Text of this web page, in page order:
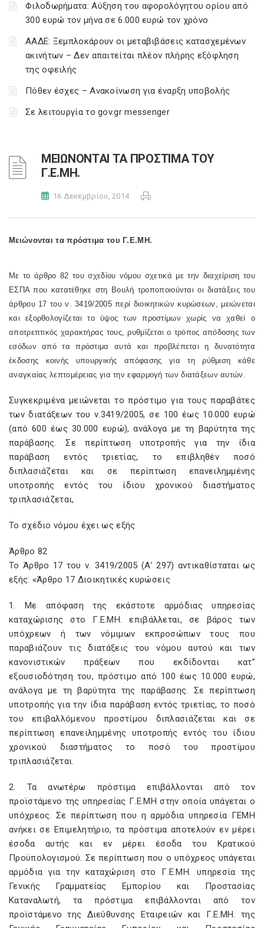
Φιλοδωρήματα: Αύξηση του αφορολόγητου ορίου από
300 ευρώ τον μήνα σε 6.000 ευρώ τον χρόνο
ΑΑΔΕ: Ξεμπλοκάρουν οι μεταβιβάσεις κατασχεμένων
ακινήτων – Δεν απαιτείται πλέον πλήρης εξόφληση
της οφειλής
Πόθεν έσχες – Ανακοίνωση για έναρξη υποβολής
Σε λειτουργία το gov.gr messenger
ΜΕΙΩΝΟΝΤΑΙ ΤΑ ΠΡΟΣΤΙΜΑ ΤΟΥ
Γ.Ε.ΜΗ.
16 Δεκεμβρίου, 2014
Μειώνονται τα πρόστιμα του Γ.Ε.ΜΗ.
Με το άρθρο 82 του σχεδίου νόμου σχετικά με την διαχείριση του
ΕΣΠΑ που κατατέθηκε στη Βουλή τροποποιούνται οι διατάξεις του
άρθρου 17 του ν. 3419/2005 περί διοικητικών κυρώσεων, μειώνεται
και εξορθολογίζεται το ύψος των προστίμων χωρίς να χαθεί ο
αποτρεπτικός χαρακτήρας τους, ρυθμίζεται ο τρόπος απόδοσης των
εσόδων από τα πρόστιμα αυτά και προβλέπεται η δυνατότητα
έκδοσης κοινής υπουργικής απόφασης για τη ρύθμιση κάθε
αναγκαίας λεπτομέρειας για την εφαρμογή των διατάξεων αυτών.
Συγκεκριμένα μειώνεται το πρόστιμο για τους παραβάτες
των διατάξεων του ν.3419/2005, σε 100 έως 10.000 ευρώ
(από 600 έως 30.000 ευρώ), ανάλογα με τη βαρύτητα της
παράβασης. Σε περίπτωση υποτροπής για την ίδια
παράβαση εντός τριετίας, το επιβληθέν ποσό
διπλασιάζεται και σε περίπτωση επανειλημμένης
υποτροπής εντός του ίδιου χρονικού διαστήματος
τριπλασιάζεται,
Το σχέδιο νόμου έχει ως εξής
Άρθρο 82
Το Άρθρο 17 του ν. 3419/2005 (Α’ 297) αντικαθίσταται ως
εξής: «Άρθρο 17 Διοικητικές κυρώσεις
1. Με απόφαση της εκάστοτε αρμόδιας υπηρεσίας
καταχώρισης στο Γ.Ε.ΜΗ. επιβάλλεται, σε βάρος των
υπόχρεων ή των νόμιμων εκπροσώπων τους που
παραβιάζουν τις διατάξεις του νόμου αυτού και των
κανονιστικών πράξεων που εκδίδονται κατ”
εξουσιοδότηση του, πρόστιμο από 100 έως 10.000 ευρώ,
ανάλογα με τη βαρύτητα της παράβασης. Σε περίπτωση
υποτροπής για την ίδια παράβαση εντός τριετίας, το ποσό
του επιβαλλόμενου προστίμου διπλασιάζεται και σε
περίπτωση επανειλημμένης υποτροπής εντός του ίδιου
χρονικού διαστήματος το ποσό του προστίμου
τριπλασιάζεται.
2. Τα ανωτέρω πρόστιμα επιβάλλονται από τον
προϊστάμενο της υπηρεσίας Γ.Ε.ΜΗ στην οποία υπάγεται ο
υπόχρεος. Σε περίπτωση που η αρμόδια υπηρεσία ΓΕΜΗ
ανήκει σε Επιμελητήριο, τα πρόστιμα αποτελούν εν μέρει
έσοδα αυτής και εν μέρει έσοδα του Κρατικού
Προϋπολογισμού. Σε περίπτωση που ο υπόχρεος υπάγεται
αρμόδια για την καταχώριση στο Γ.Ε.ΜΗ. υπηρεσία της
Γενικής Γραμματείας Εμπορίου και Προστασίας
Καταναλωτή, τα πρόστιμα επιβάλλονται από τον
προϊστάμενο της Διεύθυνσης Εταιρειών και Γ.Ε.ΜΗ. της